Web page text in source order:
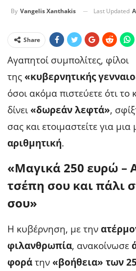
By Vangelis Xanthakis Last Updated
Share
Αγαπητοί συμπολίτες, φίλοι
της«κυβερνητικής
όσοι ακόμα πιστεύετε ότι το
δίνει«δωρεάν λεφτά»,
σας και ετοιμαστείτε για μια
αριθμητική.
«Μαγικά 250 ευρώ –
τσέπη σου και πάλι
σου»
Η κυβέρνηση, με την
φιλανθρωπία, ανακοίνωσε
φοράτην«βοήθεια» των